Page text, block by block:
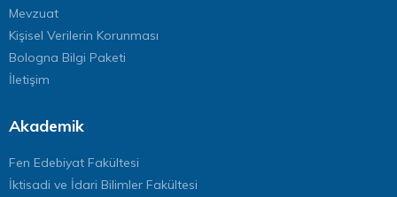
Mevzuat
Kişisel Verilerin Korunması
Bologna Bilgi Paketi
İletişim
Akademik
Fen Edebiyat Fakültesi
İktisadi ve İdari Bilimler Fakültesi